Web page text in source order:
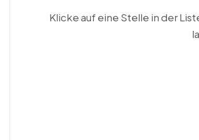
Klicke auf eine Stelle in der